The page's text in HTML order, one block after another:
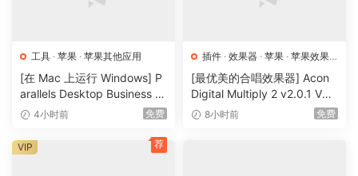
工具 · 苹果 · 苹果其他应用
[在 Mac 上运行 Windows] P
arallels Desktop Business E
dition 26.4.1.57516-ATB [M
4小时前 免费
插件 · 效果器 · 苹果 · 苹果效果
器
[最优美的合唱效果器] Acon
Digital Multiply 2 v2.0.1 VST
VST3 AU AAX [WiN, MacOS
8小时前 免费
VIP 荐